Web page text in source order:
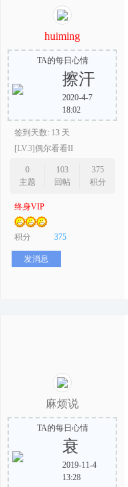
huiming
TA的每日心情
擦汗
2020-4-7
18:02
签到天数: 13 天
[LV.3]偶尔看看II
0
主题
103
回帖
375
积分
终身VIP
积分 375
发消息
麻烦说
TA的每日心情
衰
2019-11-4
13:28